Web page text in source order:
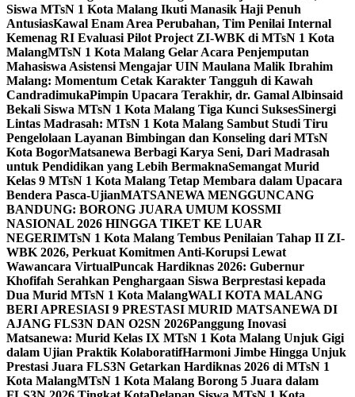
Siswa MTsN 1 Kota Malang Ikuti Manasik Haji Penuh
AntusiasKawal Enam Area Perubahan, Tim Penilai Internal
Kemenag RI Evaluasi Pilot Project ZI-WBK di MTsN 1 Kota
MalangMTsN 1 Kota Malang Gelar Acara Penjemputan
Mahasiswa Asistensi Mengajar UIN Maulana Malik Ibrahim
Malang: Momentum Cetak Karakter Tangguh di Kawah
CandradimukaPimpin Upacara Terakhir, dr. Gamal Albinsaid
Bekali Siswa MTsN 1 Kota Malang Tiga Kunci SuksesSinergi
Lintas Madrasah: MTsN 1 Kota Malang Sambut Studi Tiru
Pengelolaan Layanan Bimbingan dan Konseling dari MTsN
Kota BogorMatsanewa Berbagi Karya Seni, Dari Madrasah
untuk Pendidikan yang Lebih BermaknaSemangat Murid
Kelas 9 MTsN 1 Kota Malang Tetap Membara dalam Upacara
Bendera Pasca-UjianMATSANEWA MENGGUNCANG
BANDUNG: BORONG JUARA UMUM KOSSMI
NASIONAL 2026 HINGGA TIKET KE LUAR
NEGERIMTsN 1 Kota Malang Tembus Penilaian Tahap II ZI-
WBK 2026, Perkuat Komitmen Anti-Korupsi Lewat
Wawancara VirtualPuncak Hardiknas 2026: Gubernur
Khofifah Serahkan Penghargaan Siswa Berprestasi kepada
Dua Murid MTsN 1 Kota MalangWALI KOTA MALANG
BERI APRESIASI 9 PRESTASI MURID MATSANEWA DI
AJANG FLS3N DAN O2SN 2026Panggung Inovasi
Matsanewa: Murid Kelas IX MTsN 1 Kota Malang Unjuk Gigi
dalam Ujian Praktik KolaboratifHarmoni Jimbe Hingga Unjuk
Prestasi Juara FLS3N Getarkan Hardiknas 2026 di MTsN 1
Kota MalangMTsN 1 Kota Malang Borong 5 Juara dalam